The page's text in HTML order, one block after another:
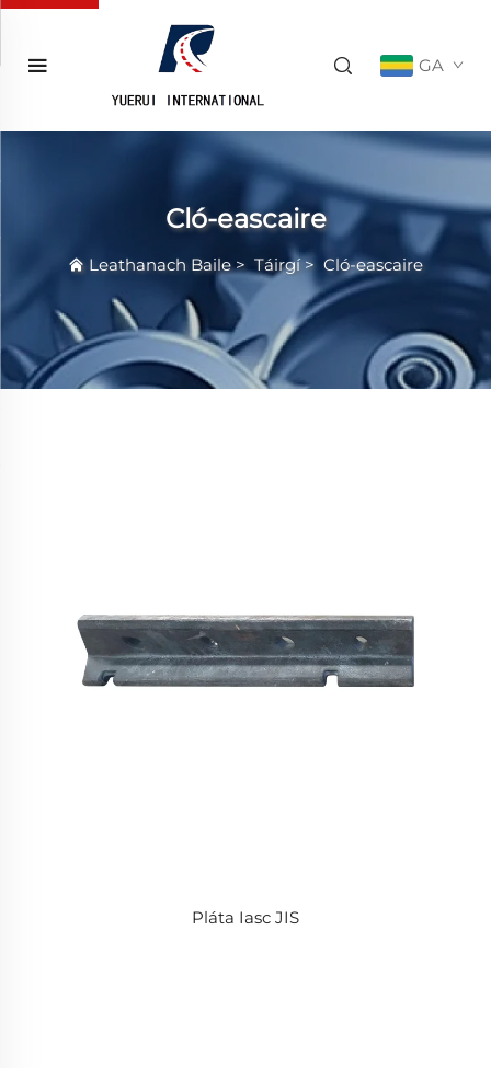
GA
Cló-eascaire
Leathanach Baile> Táirgí> Cló-eascaire
Pláta Iasc JIS